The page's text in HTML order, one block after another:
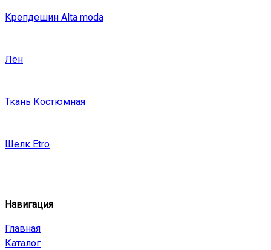
Крепдешин Alta moda
Лён
Ткань Костюмная
Шелк Etro
Навигация
Главная
Каталог